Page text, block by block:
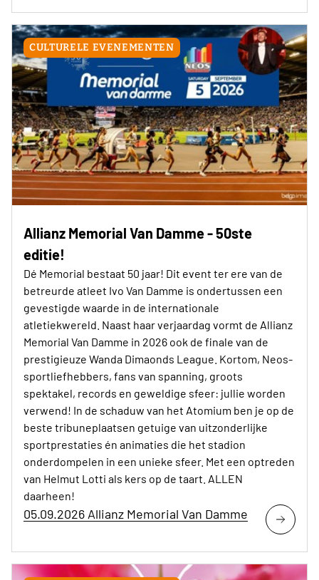
CULTURELE EVENEMENTEN
Allianz Memorial Van Damme - 50ste
editie!
Dé Memorial bestaat 50 jaar! Dit event ter ere van de
betreurde atleet Ivo Van Damme is ondertussen een
gevestigde waarde in de internationale
atletiekwereld. Naast haar verjaardag vormt de Allianz
Memorial Van Damme in 2026 ook de finale van de
prestigieuze Wanda Dimaonds League. Kortom, Neos-
sportliefhebbers, fans van spanning, groots
spektakel, records en geweldige sfeer: jullie worden
verwend! In de schaduw van het Atomium ben je op de
beste tribuneplaatsen getuige van uitzonderlijke
sportprestaties én animaties die het stadion
onderdompelen in een unieke sfeer. Met een optreden
van Helmut Lotti als kers op de taart. ALLEN
daarheen!
05.09.2026 Allianz Memorial Van Damme